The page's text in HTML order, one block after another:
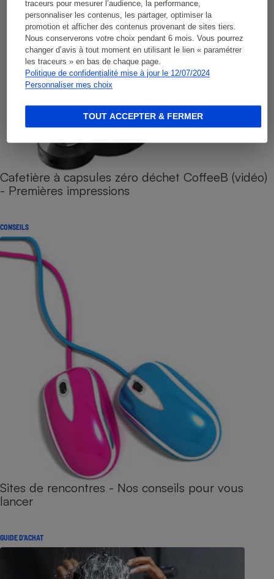
traceurs pour mesurer l’audience, la performance,
personnaliser les contenus, les partager, optimiser la
promotion et afficher des contenus provenant de sites tiers.
Nous conserverons votre choix pendant 6 mois. Vous pourrez
changer d’avis à tout moment en utilisant le lien « paramétrer
les traceurs » en bas de chaque page.
Politique de confidentialité mise à jour le 12/07/2024
Personnaliser mes choix
TOUT ACCEPTER & FERMER
Cafetière à capsules zéro déchet CoffeeB (vidéo)
- Premières impressions
CONSEILS
Sites de rencontres - Nos conseils pour vous
lancer
GUIDE D'ACHAT